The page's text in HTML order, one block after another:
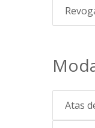
Atas